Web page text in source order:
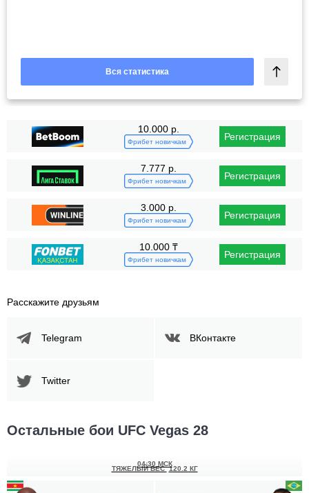
Вся статистика
10.000 р.
Фрибет новичкам Регистрация
7.777 р.
Фрибет новичкам Регистрация
3.000 р.
Фрибет новичкам Регистрация
10.000 ₸
Фрибет новичкам Регистрация
Расскажите друзьям
Telegram ВКонтакте
Twitter
Остальные бои UFC Vegas 28
04:30 МСК
ТЯЖЕЛЫЙ ВЕС 120.2 КГ